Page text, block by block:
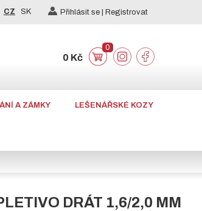
CZ SK Přihlásit se | Registrovat
0 Kč
0
A ZÁMKY LEŠENÁŘSKÉ KOZY
DRÁT 1,6/2,0 MM